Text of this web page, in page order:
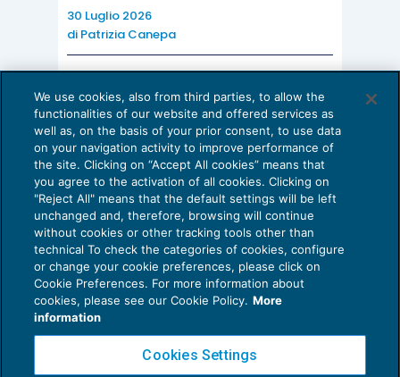
30 Luglio 2026
di Patrizia Canepa
EU AI Act e studi professionali: le
scadenze concrete
27 Luglio 2026
di Diego BarberieStefano Dovier
Privacy Policy
Cookie Policy
We use cookies, also from third parties, to allow the
functionalities of our website and offered services as
well as, on the basis of your prior consent, to use data
on your navigation activity to improve performance of
the site. Clicking on “Accept All cookies” means that
you agree to the activation of all cookies. Clicking on
"Reject All" means that the default settings will be left
unchanged and, therefore, browsing will continue
without cookies or other tracking tools other than
technical To check the categories of cookies, configure
or change your cookie preferences, please click on
Cookie Preferences. For more information about
cookies, please see our Cookie Policy. More
information
Cookies Settings